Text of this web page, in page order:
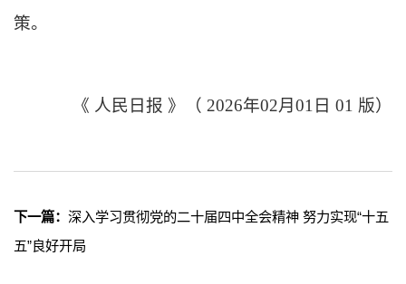
策。
《 人民日报 》（ 2026年02月01日 01 版）
下一篇： 深入学习贯彻党的二十届四中全会精神 努力实现“十五
五”良好开局